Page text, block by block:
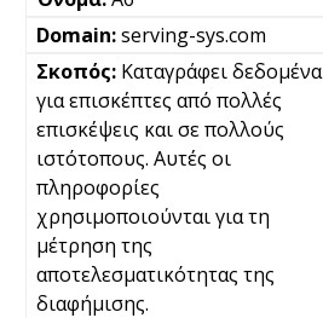
serving-sys.com
Καταγράφει δεδομένα
για επισκέπτες από πολλές
επισκέψεις και σε πολλούς
ιστότοπους. Αυτές οι
πληροφορίες
χρησιμοποιούνται για τη
μέτρηση της
αποτελεσματικότητας της
διαφήμισης.